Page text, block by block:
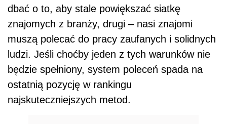
dbać o to, aby stale powiększać siatkę
znajomych z branży, drugi – nasi znajomi
muszą polecać do pracy zaufanych i solidnych
ludzi. Jeśli choćby jeden z tych warunków nie
będzie spełniony, system poleceń spada na
ostatnią pozycję w rankingu
najskuteczniejszych metod.